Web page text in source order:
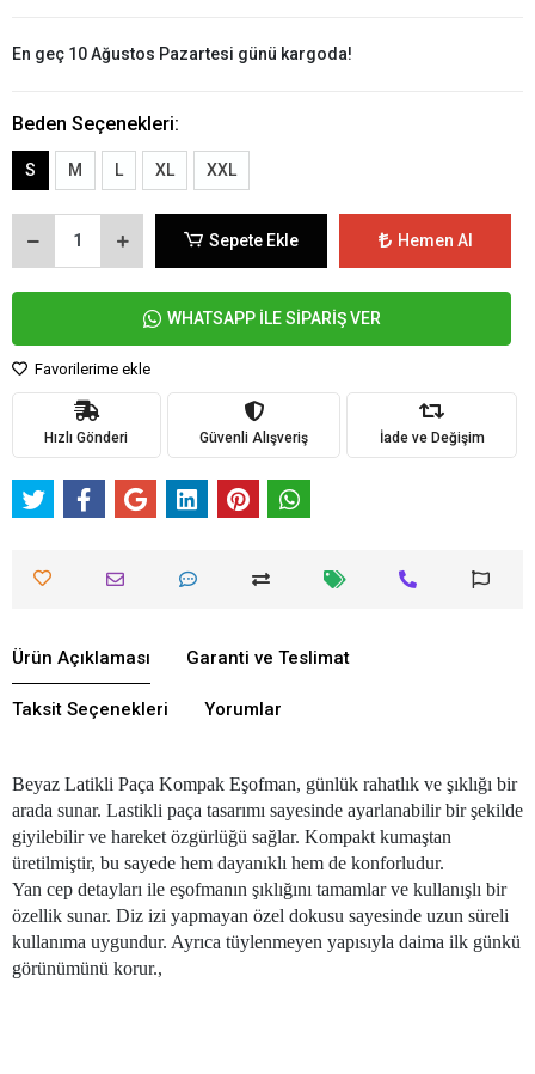
En geç 10 Ağustos Pazartesi günü kargoda!
Beden Seçenekleri:
S M L XL XXL
Sepete Ekle Hemen Al
WHATSAPP İLE SİPARİŞ VER
Favorilerime ekle
Hızlı Gönderi Güvenli Alışveriş İade ve Değişim
Ürün Açıklaması Garanti ve Teslimat
Taksit Seçenekleri Yorumlar
Beyaz Latikli Paça Kompak Eşofman, günlük rahatlık ve şıklığı bir
arada sunar. Lastikli paça tasarımı sayesinde ayarlanabilir bir şekilde
giyilebilir ve hareket özgürlüğü sağlar. Kompakt kumaştan
üretilmiştir, bu sayede hem dayanıklı hem de konforludur.
Yan cep detayları ile eşofmanın şıklığını tamamlar ve kullanışlı bir
özellik sunar. Diz izi yapmayan özel dokusu sayesinde uzun süreli
kullanıma uygundur. Ayrıca tüylenmeyen yapısıyla daima ilk günkü
görünümünü korur.,